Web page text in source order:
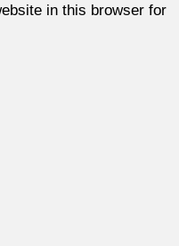
in this browser for